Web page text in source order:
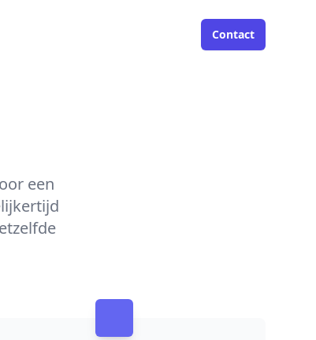
Contact
een